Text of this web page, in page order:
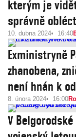
kterým je
správně
10. dubna 2024 16:40
Exministryně
zhanobena,
není hnán k
8. února 2024 16:00
V